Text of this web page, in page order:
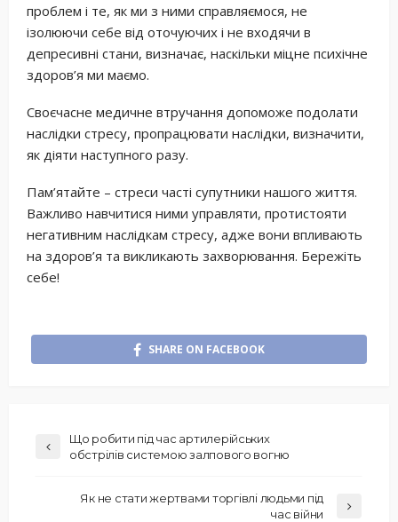
проблем і те, як ми з ними справляємося, не
ізолюючи себе від оточуючих і не входячи в
депресивні стани, визначає, наскільки міцне психічне
здоров’я ми маємо.
Своєчасне медичне втручання допоможе подолати
наслідки стресу, пропрацювати наслідки, визначити,
як діяти наступного разу.
Пам’ятайте – стреси часті супутники нашого життя.
Важливо навчитися ними управляти, протистояти
негативним наслідкам стресу, адже вони впливають
на здоров’я та викликають захворювання. Бережіть
себе!
SHARE ON FACEBOOK
Що робити під час артилерійських
обстрілів системою залпового вогню
Як не стати жертвами торгівлі людьми під
час війни